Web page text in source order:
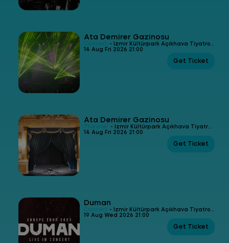
Ata Demirer Gazinosu
- İzmir Kültürpark Açıkhava Tiyatrosu
14 Aug Fri 2026 21:00
Get Ticket
Ata Demirer Gazinosu
- İzmir Kültürpark Açıkhava Tiyatrosu
14 Aug Fri 2026 21:00
Get Ticket
Duman
Concert
- İzmir Kültürpark Açıkhava Tiyatrosu
19 Aug Wed 2026 21:00
Get Ticket